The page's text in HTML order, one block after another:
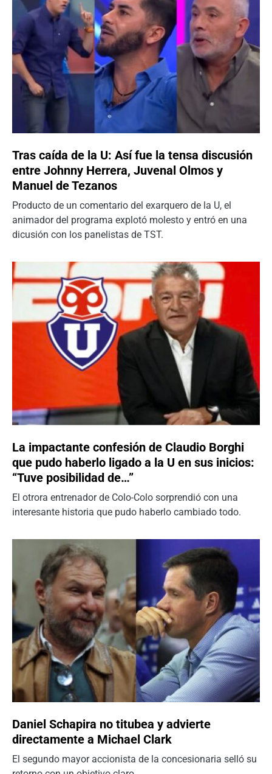
Tras caída de la U: Así fue la tensa discusión
entre Johnny Herrera, Juvenal Olmos y
Manuel de Tezanos
Producto de un comentario del exarquero de la U, el
animador del programa explotó molesto y entró en una
dicusión con los panelistas de TST.
La impactante confesión de Claudio Borghi
que pudo haberlo ligado a la U en sus inicios:
“Tuve posibilidad de…”
El otrora entrenador de Colo-Colo sorprendió con una
interesante historia que pudo haberlo cambiado todo.
Daniel Schapira no titubea y advierte
directamente a Michael Clark
El segundo mayor accionista de la concesionaria selló su